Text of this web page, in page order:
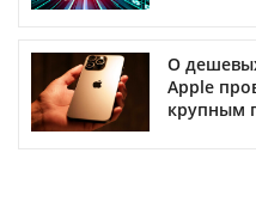
О
Apple
крупным